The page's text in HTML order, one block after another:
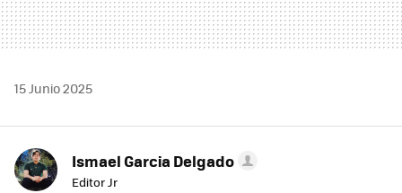
15 Junio 2025
Ismael Garcia Delgado
Editor Jr